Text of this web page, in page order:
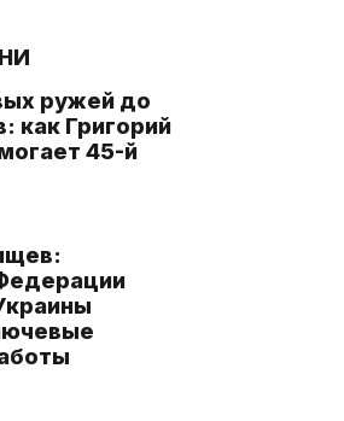
ружей до
как Григорий
45-й